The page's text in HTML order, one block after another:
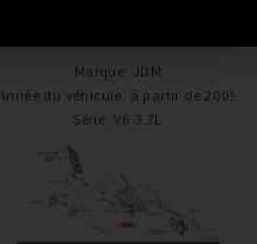
Marque: JDM
Année du véhicule: à partir de 2009
Série:V6 3.7L